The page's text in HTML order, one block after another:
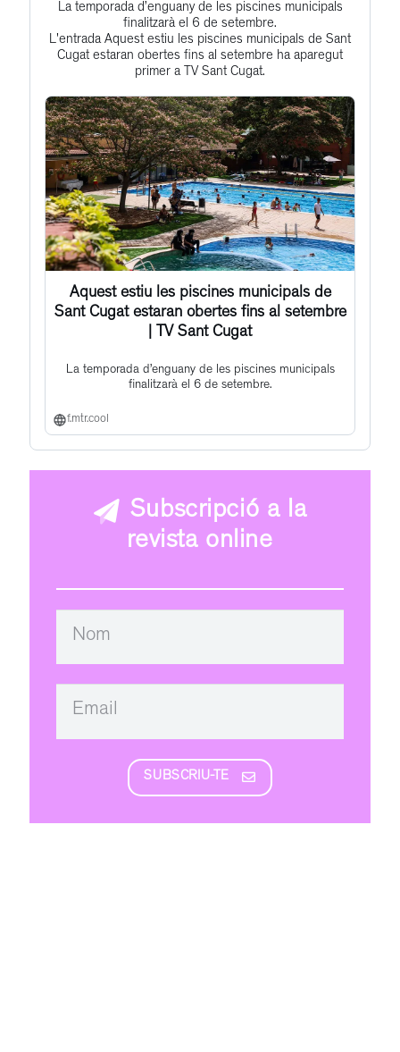
Profile
Get
to
this
La temporada d’enguany de les piscines municipals
finalitzarà el 6 de setembre.
L'entrada Aquest estiu les piscines municipals de Sant
Cugat estaran obertes fins al setembre ha aparegut
primer a TV Sant Cugat.
Aquest estiu les piscines municipals de
Sant Cugat estaran obertes fins al setembre
| TV Sant Cugat
La temporada d’enguany de les piscines municipals
finalitzarà el 6 de setembre.
f.mtr.cool
Subscripció a la
revista online
SUBSCRIU-TE